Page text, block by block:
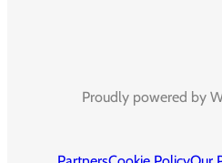
Proudly powered by